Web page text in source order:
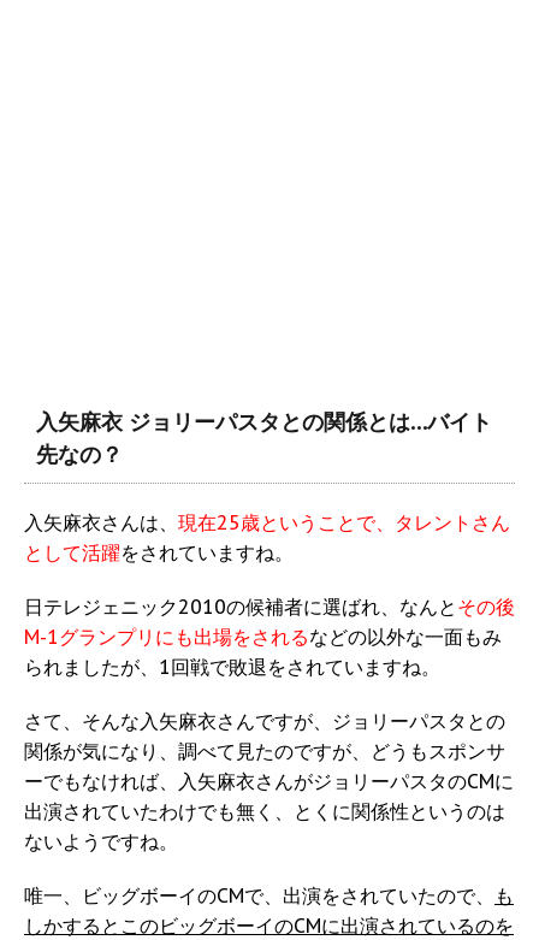
入矢麻衣 ジョリーパスタとの関係とは…バイト
先なの？
入矢麻衣さんは、 現在25歳ということで、タレントさん
として活躍をされていますね。
日テレジェニック2010の候補者に選ばれ、なんと その後
M-1グランプリにも出場をされるなどの以外な一面もみ
られましたが、1回戦で敗退をされていますね。
さて、そんな入矢麻衣さんですが、ジョリーパスタとの
関係が気になり、調べて見たのですが、どうもスポンサ
ーでもなければ、入矢麻衣さんがジョリーパスタのCMに
出演されていたわけでも無く、とくに関係性というのは
ないようですね。
唯一、ビッグボーイのCMで、出演をされていたので、
も
しかするとこのビッグボーイのCMに出演されているのを